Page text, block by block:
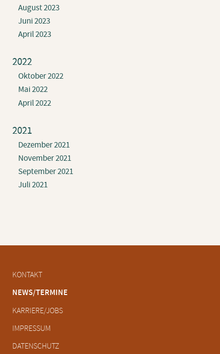
August 2023
Juni 2023
April 2023
2022
Oktober 2022
Mai 2022
April 2022
2021
Dezember 2021
November 2021
September 2021
Juli 2021
Navigation
KONTAKT
NEWS/TERMINE
KARRIERE/JOBS
IMPRESSUM
DATENSCHUTZ